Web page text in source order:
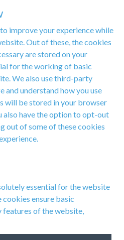
improve your experience while
Out of these, the cookies
are stored on your
for the working of basic
We also use third-party
and understand how you use
will be stored in your browser
also have the option to opt-out
out of some of these cookies
essential for the website
ensure basic
of the website,